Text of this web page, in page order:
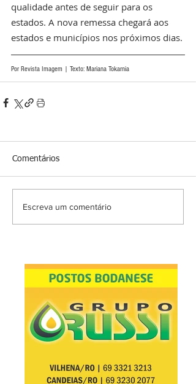
qualidade antes de seguir para os
estados. A nova remessa chegará aos
estados e municípios nos próximos dias.
Por Revista Imagem | Texto: Mariana Tokarnia
Comentários
Escreva um comentário